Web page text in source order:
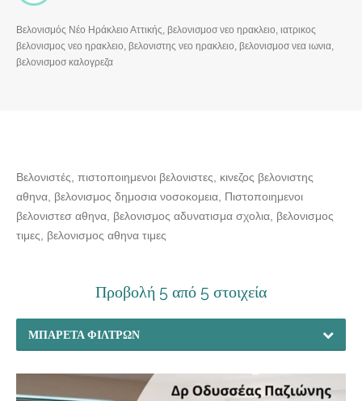
Βελονισμός Νέο Ηράκλειο Αττικής, βελονισμοσ νεο ηρακλειο, ιατρικος
βελονισμος νεο ηρακλειο, βελονιστης νεο ηρακλειο, βελονισμοσ νεα ιωνια,
βελονισμοσ καλογρεζα
Βελονιστές, πιστοποιημενοι βελονιστες, κινεζος βελονιστης
αθηνα, βελονισμος δημοσια νοσοκομεια, Πιστοποιημενοι
βελονιστεσ αθηνα, βελονισμος αδυνατισμα σχολια, βελονισμος
τιμες, βελονισμος αθηνα τιμες
Προβολή 5 από 5 στοιχεία
ΜΠΑΡΈΤΑ ΦΊΛΤΡΩΝ